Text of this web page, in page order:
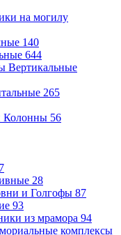
на могилу
140
644
Вертикальные
265
Колонны 56
28
и Голгофы 87
93
из мрамора 94
комплексы